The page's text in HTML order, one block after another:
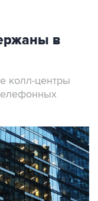
в
колл-центры